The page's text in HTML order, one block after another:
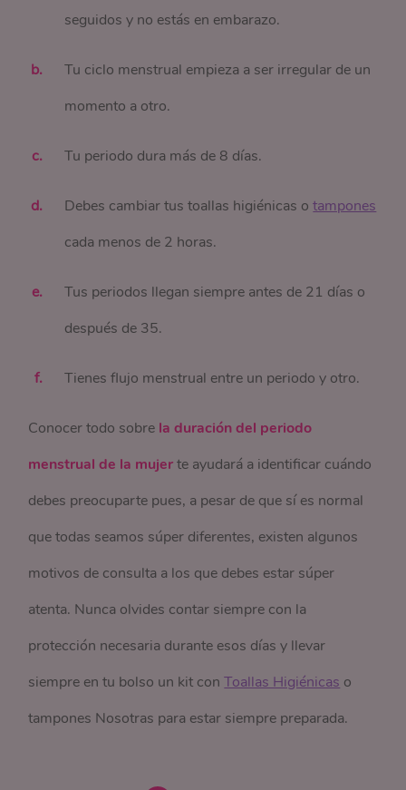
seguidos y no estás en embarazo.
Tu ciclo menstrual empieza a ser irregular de un
momento a otro.
Tu periodo dura más de 8 días.
Debes cambiar tus toallas higiénicas otampones
cada menos de 2 horas.
Tus periodos llegan siempre antes de 21 días o
después de 35.
Tienes flujo menstrual entre un periodo y otro.
Conocer todo sobre la duración del periodo
menstrual de la mujerte ayudará a identificar cuándo
debes preocuparte pues, a pesar de que sí es normal
que todas seamos súper diferentes, existen algunos
motivos de consulta a los que debes estar súper
atenta. Nunca olvides contar siempre con la
protección necesaria durante esos días y llevar
siempre en tu bolso un kit conToallas Higiénicas o
tampones Nosotras para estar siempre preparada.